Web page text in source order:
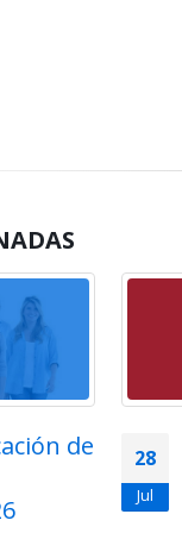
de
28
Jul